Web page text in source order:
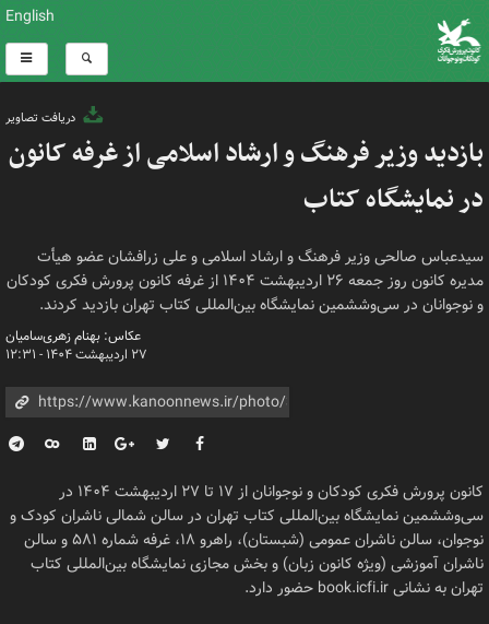
English
دریافت تصاویر
بازدید وزیر فرهنگ و ارشاد اسلامی از غرفه کانون
در نمایشگاه کتاب
سیدعباس صالحی وزیر فرهنگ و ارشاد اسلامی و علی زرافشان عضو هیأت
مدیره کانون روز جمعه ۲۶ اردیبهشت ۱۴۰۴ از غرفه کانون پرورش فکری کودکان
و نوجوانان در سی‌وششمین نمایشگاه بین‌المللی کتاب تهران بازدید کردند.
عکاس: بهنام زهری‌سامیان
۲۷ اردیبهشت ۱۴۰۴ - ۱۲:۳۱
کانون پرورش فکری کودکان و نوجوانان از ۱۷ تا ۲۷ اردیبهشت ۱۴۰۴ در
سی‌وششمین نمایشگاه بین‌المللی کتاب تهران در سالن‌ شمالی ناشران کودک و
نوجوان، سالن ناشران عمومی (شبستان)، راهرو ۱۸، غرفه شماره ۵۸۱ و سالن
ناشران آموزشی (ویژه کانون زبان) و بخش مجازی نمایشگاه بین‌المللی کتاب
تهران به نشانی book.icfi.ir حضور دارد.